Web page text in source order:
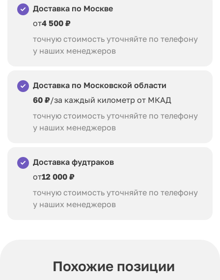
Доставка по Москве
от4 500 ₽
точную стоимость уточняйте по телефону
у наших менеджеров
Доставка по Московской области
60 ₽/за каждый километр от МКАД
точную стоимость уточняйте по телефону
у наших менеджеров
Доставка фудтраков
от12 000 ₽
точную стоимость уточняйте по телефону
у наших менеджеров
Похожие позиции